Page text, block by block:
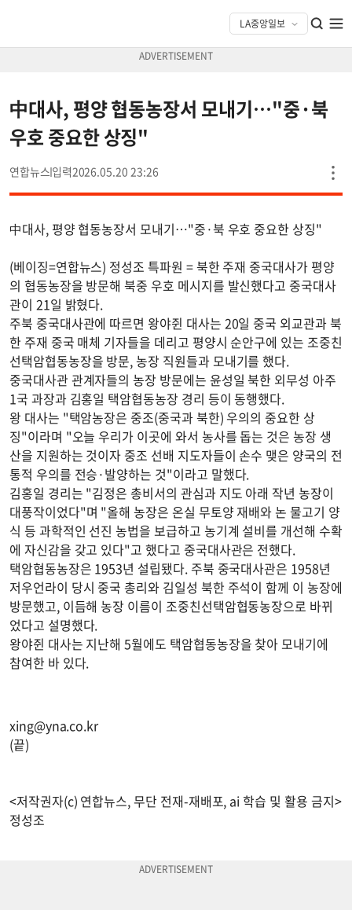
中대사, 평양 협동농장서 모내기…"중·북
우호 중요한 상징"
연합뉴스 2026.05.20 23:26
中대사, 평양 협동농장서 모내기…"중·북 우호 중요한 상징"
(베이징=연합뉴스) 정성조 특파원 = 북한 주재 중국대사가 평양
의 협동농장을 방문해 북중 우호 메시지를 발신했다고 중국대사
관이 21일 밝혔다.
주북 중국대사관에 따르면 왕야쥔 대사는 20일 중국 외교관과 북
한 주재 중국 매체 기자들을 데리고 평양시 순안구에 있는 조중친
선택암협동농장을 방문, 농장 직원들과 모내기를 했다.
중국대사관 관계자들의 농장 방문에는 윤성일 북한 외무성 아주
1국 과장과 김홍일 택암협동농장 경리 등이 동행했다.
왕 대사는 "택암농장은 중조(중국과 북한) 우의의 중요한 상
징"이라며 "오늘 우리가 이곳에 와서 농사를 돕는 것은 농장 생
산을 지원하는 것이자 중조 선배 지도자들이 손수 맺은 양국의 전
통적 우의를 전승·발양하는 것"이라고 말했다.
김홍일 경리는 "김정은 총비서의 관심과 지도 아래 작년 농장이
대풍작이었다"며 "올해 농장은 온실 무토양 재배와 논 물고기 양
식 등 과학적인 선진 농법을 보급하고 농기계 설비를 개선해 수확
에 자신감을 갖고 있다"고 했다고 중국대사관은 전했다.
택암협동농장은 1953년 설립됐다. 주북 중국대사관은 1958년
저우언라이 당시 중국 총리와 김일성 북한 주석이 함께 이 농장에
방문했고, 이듬해 농장 이름이 조중친선택암협동농장으로 바뀌
었다고 설명했다.
왕야쥔 대사는 지난해 5월에도 택암협동농장을 찾아 모내기에
참여한 바 있다.
xing@yna.co.kr
(끝)
<저작권자(c) 연합뉴스, 무단 전재-재배포, ai 학습 및 활용 금지>
정성조